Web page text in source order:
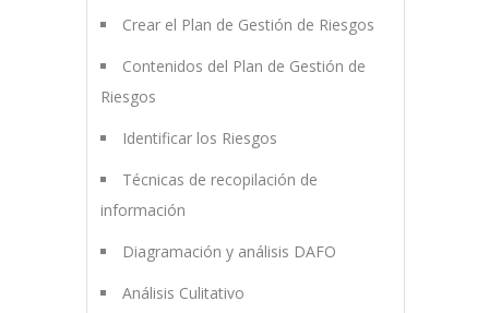
Crear el Plan de Gestión de Riesgos
Contenidos del Plan de Gestión de
Riesgos
Identificar los Riesgos
Técnicas de recopilación de
información
Diagramación y análisis DAFO
Análisis Culitativo